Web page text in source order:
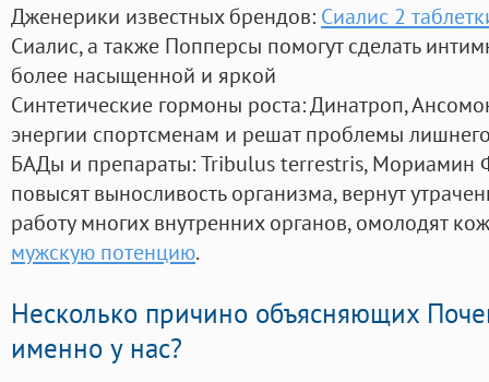
Дженерики известных брендов: Сиалис 2
Сиалис, а также Попперсы помогут сделать
более насыщенной и яркой
Синтетические гормоны роста: Динатроп,
энергии спортсменам и решат проблемы
БАДы и препараты:Tribulus terrestris, Мориамин
повысят выносливость организма, вернут
работу многих внутренних органов, омолодят
мужскую потенцию.
Несколько причино объясняющих
именно у нас?